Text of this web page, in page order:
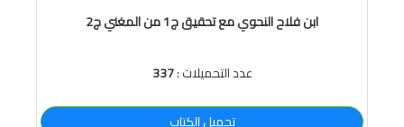
ابن فلاح النحوي مع تحقيق ج1 من المغني ج2
عدد التحميلات :337
تحميل الكتاب